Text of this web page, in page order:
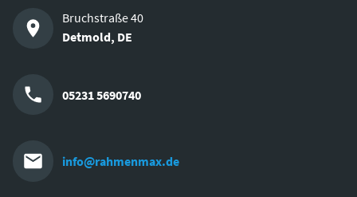
Bruchstraße 40
Detmold, DE
05231 5690740
info@rahmenmax.de